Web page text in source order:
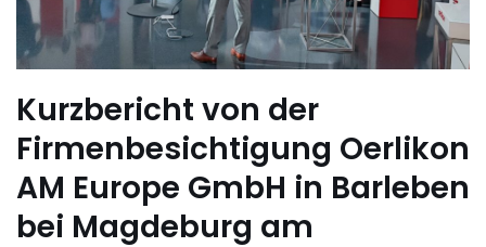
Kurzbericht von der
Firmenbesichtigung Oerlikon
AM Europe GmbH in Barleben
bei Magdeburg am